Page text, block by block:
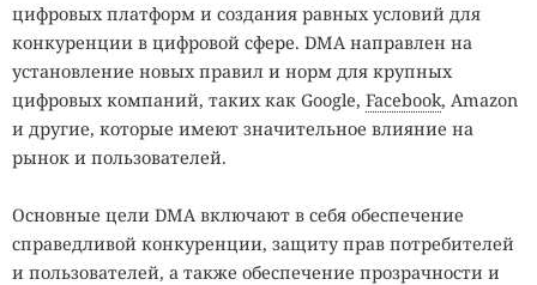
цифровых платформ и создания равных условий для
конкуренции в цифровой сфере. DMA направлен на
установление новых правил и норм для крупных
цифровых компаний, таких как Google, Facebook, Amazon
и другие, которые имеют значительное влияние на
рынок и пользователей.
Основные цели DMA включают в себя обеспечение
справедливой конкуренции, защиту прав потребителей
и пользователей, а также обеспечение прозрачности и